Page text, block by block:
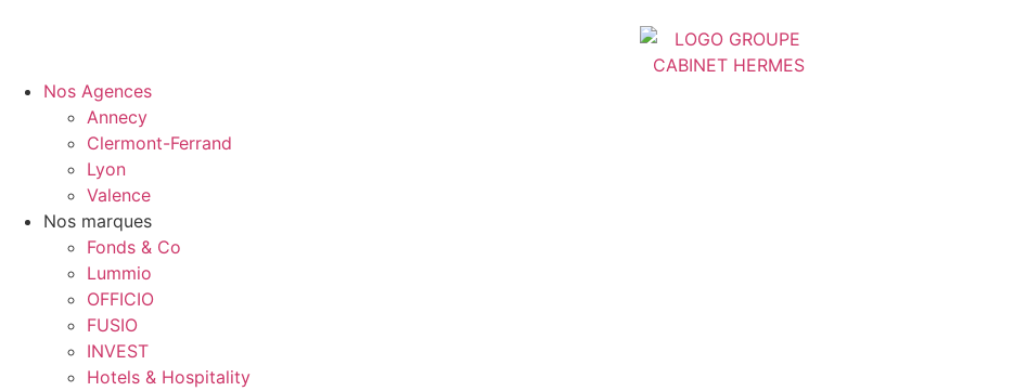
Nos Agences
Annecy
Clermont-Ferrand
Lyon
Valence
Nos marques
Fonds & Co
Lummio
OFFICIO
FUSIO
INVEST
Hotels & Hospitality